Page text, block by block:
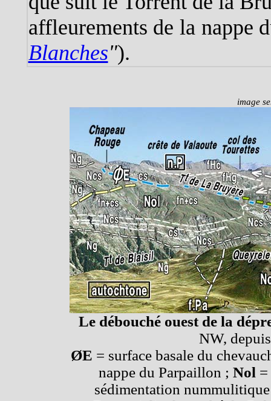
affleurements de la nappe
Blanches").
image
Le débouché ouest de la
NW,
ØE = surface basale du
nappe du Parpaillon ; Nol
sédimentation